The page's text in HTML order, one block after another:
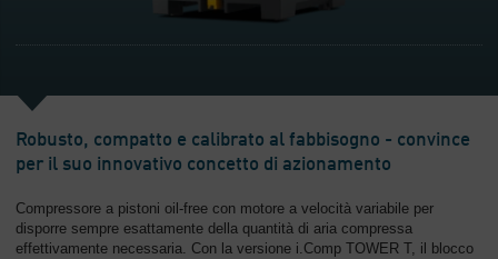
Robusto, compatto e calibrato al fabbisogno - convince
per il suo innovativo concetto di azionamento
Compressore a pistoni oil-free con motore a velocità variabile per
disporre sempre esattamente della quantità di aria compressa
effettivamente necessaria. Con la versione i.Comp TOWER T, il blocco